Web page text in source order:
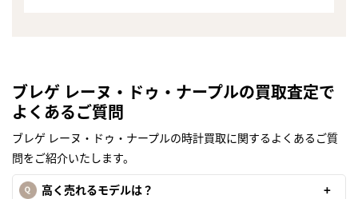
ブレゲ レーヌ・ドゥ・ナープルの買取査定で
よくあるご質問
ブレゲ レーヌ・ドゥ・ナープルの時計買取に関するよくあるご質
問をご紹介いたします。
高く売れるモデルは？